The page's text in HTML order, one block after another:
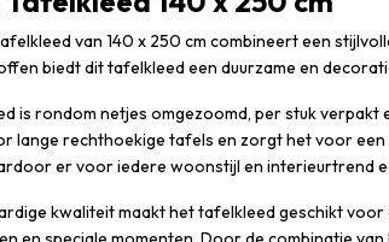
van 140 x 250 cm combineert een
biedt dit tafelkleed een duurzame en
is rondom netjes omgezoomd, per stuk
lange rechthoekige tafels en zorgt het voor
er voor iedere woonstijl en interieurtrend
kwaliteit maakt het tafelkleed geschikt